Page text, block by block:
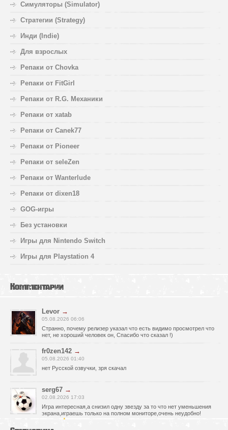
Симуляторы (Simulator)
Стратегии (Strategy)
Инди (Indie)
Для взрослых
Репаки от Chovka
Репаки от FitGirl
Репаки от R.G. Механики
Репаки от xatab
Репаки от Canek77
Репаки от Pioneer
Репаки от seleZen
Репаки от Wanterlude
Репаки от dixen18
GOG-игры
Без установки
Игры для Nintendo Switch
Игры для Playstation 4
Комментарии
Levor →
05.08.2026 06:06
Странно, почему релизер указал что есть видимо просмотрел что
нет, не хороший человек он, Спасибо что сказал !)
fr0zen142 →
05.08.2026 01:40
нет Русской озвучки, зря скачал
serg67 →
02.08.2026 17:03
Игра интересная,а снизил одну звезду за то что нет уменьшения
экрана,играешь только на полном мониторе,очень неудобно!